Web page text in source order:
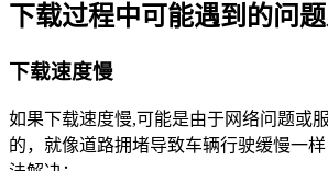
下载过程中可能遇到的问
下载速度慢
如果下载速度慢,可能是由于网络问题或
的，就像道路拥堵导致车辆行驶缓慢一